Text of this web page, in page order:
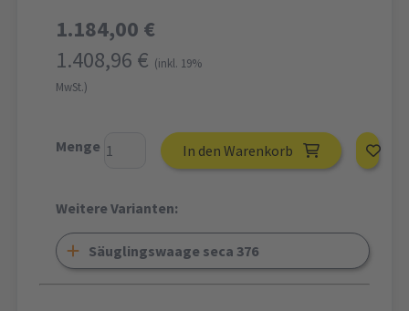
1.184,00 €
1.408,96 € (inkl. 19%
MwSt.)
Menge In den Warenkorb
Weitere Varianten:
Säuglingswaage seca 376